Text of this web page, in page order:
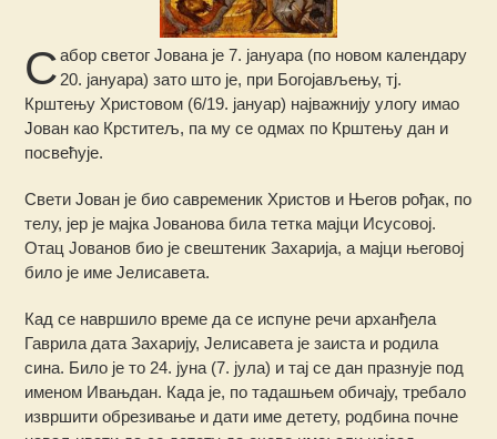
Сабор светог Јована је 7. јануара (по новом календару
20. јануара) зато што је, при Богојављењу, тј.
Крштењу Христовом (6/19. јануар) најважнију улогу имао
Јован као Крститељ, па му се одмах по Крштењу дан и
посвећује.
Свети Јован је био савременик Христов и Његов рођак, по
телу, јер је мајка Јованова била тетка мајци Исусовој.
Отац Јованов био је свештеник Захарија, а мајци његовој
било је име Јелисавета.
Кад се навршило време да се испуне речи арханђела
Гаврила дата Захарију, Јелисавета је заиста и родила
сина. Било је то 24. јуна (7. јула) и тај се дан празнује под
именом Ивањдан. Када је, по тадашњем обичају, требало
извршити обрезивање и дати име детету, родбина почне